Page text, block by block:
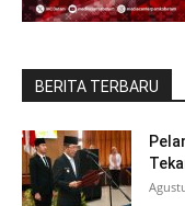
BERITA TERBARU